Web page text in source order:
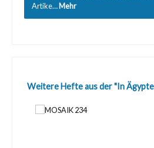
Artike…Mehr
Produktgalerie überspringen
Weitere Hefte aus der "In